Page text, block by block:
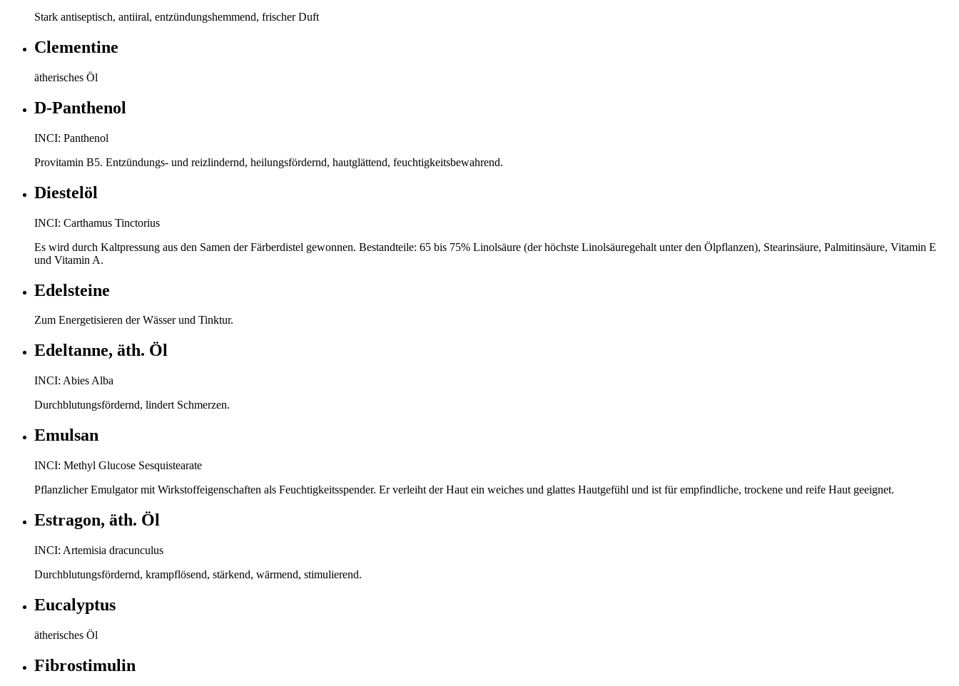
Stark antiseptisch, antiiral, entzündungshemmend, frischer Duft
Clementine
ätherisches Öl
D-Panthenol
INCI: Panthenol
Provitamin B5. Entzündungs- und reizlindernd, heilungsfördernd, hautglättend, feuchtigkeitsbewahrend.
Diestelöl
INCI: Carthamus Tinctorius
Es wird durch Kaltpressung aus den Samen der Färberdistel gewonnen. Bestandteile: 65 bis 75% Linolsäure (der höchste Linolsäuregehalt unter den Ölpflanzen), Stearinsäure, Palmitinsäure, Vitamin E
und Vitamin A.
Edelsteine
Zum Energetisieren der Wässer und Tinktur.
Edeltanne, äth. Öl
INCI: Abies Alba
Durchblutungsfördernd, lindert Schmerzen.
Emulsan
INCI: Methyl Glucose Sesquistearate
Pflanzlicher Emulgator mit Wirkstoffeigenschaften als Feuchtigkeitsspender. Er verleiht der Haut ein weiches und glattes Hautgefühl und ist für empfindliche, trockene und reife Haut geeignet.
Estragon, äth. Öl
INCI: Artemisia dracunculus
Durchblutungsfördernd, krampflösend, stärkend, wärmend, stimulierend.
Eucalyptus
ätherisches Öl
Fibrostimulin